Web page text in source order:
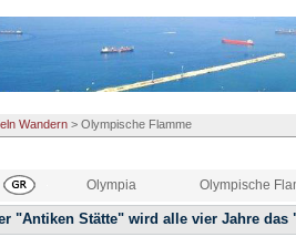
Wandern > Olympische Flamme
Olympia Olympische
"Antiken Stätte" wird alle vier Jahre